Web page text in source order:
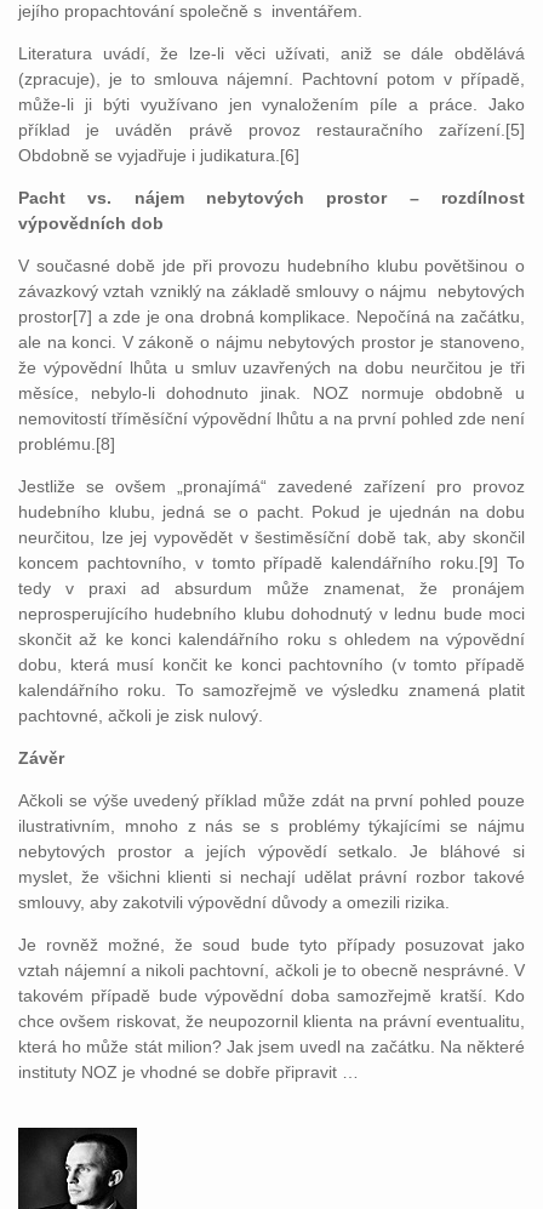
jejího propachtování společně s inventářem.
Literatura uvádí, že lze-li věci užívati, aniž se dále obdělává
(zpracuje), je to smlouva nájemní. Pachtovní potom v případě,
může-li ji býti využívano jen vynaložením píle a práce. Jako
příklad je uváděn právě provoz restauračního zařízení.[5]
Obdobně se vyjadřuje i judikatura.[6]
Pacht vs. nájem nebytových prostor – rozdílnost
výpovědních dob
V současné době jde při provozu hudebního klubu povětšinou o
závazkový vztah vzniklý na základě smlouvy o nájmu nebytových
prostor[7] a zde je ona drobná komplikace. Nepočíná na začátku,
ale na konci. V zákoně o nájmu nebytových prostor je stanoveno,
že výpovědní lhůta u smluv uzavřených na dobu neurčitou je tři
měsíce, nebylo-li dohodnuto jinak. NOZ normuje obdobně u
nemovitostí tříměsíční výpovědní lhůtu a na první pohled zde není
problému.[8]
Jestliže se ovšem „pronajímá“ zavedené zařízení pro provoz
hudebního klubu, jedná se o pacht. Pokud je ujednán na dobu
neurčitou, lze jej vypovědět v šestiměsíční době tak, aby skončil
koncem pachtovního, v tomto případě kalendářního roku.[9] To
tedy v praxi ad absurdum může znamenat, že pronájem
neprosperujícího hudebního klubu dohodnutý v lednu bude moci
skončit až ke konci kalendářního roku s ohledem na výpovědní
dobu, která musí končit ke konci pachtovního (v tomto případě
kalendářního roku. To samozřejmě ve výsledku znamená platit
pachtovné, ačkoli je zisk nulový.
Závěr
Ačkoli se výše uvedený příklad může zdát na první pohled pouze
ilustrativním, mnoho z nás se s problémy týkajícími se nájmu
nebytových prostor a jejích výpovědí setkalo. Je bláhové si
myslet, že všichni klienti si nechají udělat právní rozbor takové
smlouvy, aby zakotvili výpovědní důvody a omezili rizika.
Je rovněž možné, že soud bude tyto případy posuzovat jako
vztah nájemní a nikoli pachtovní, ačkoli je to obecně nesprávné. V
takovém případě bude výpovědní doba samozřejmě kratší. Kdo
chce ovšem riskovat, že neupozornil klienta na právní eventualitu,
která ho může stát milion? Jak jsem uvedl na začátku. Na některé
instituty NOZ je vhodné se dobře připravit …